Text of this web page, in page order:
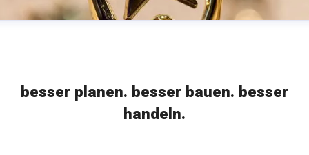
besser planen. besser bauen. besser
handeln.